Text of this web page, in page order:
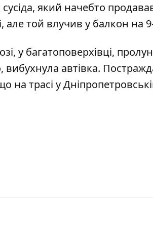
який начебто
але той влучив у балкон на
у багатоповерхівці,
вибухнула автівка.
на трасі у